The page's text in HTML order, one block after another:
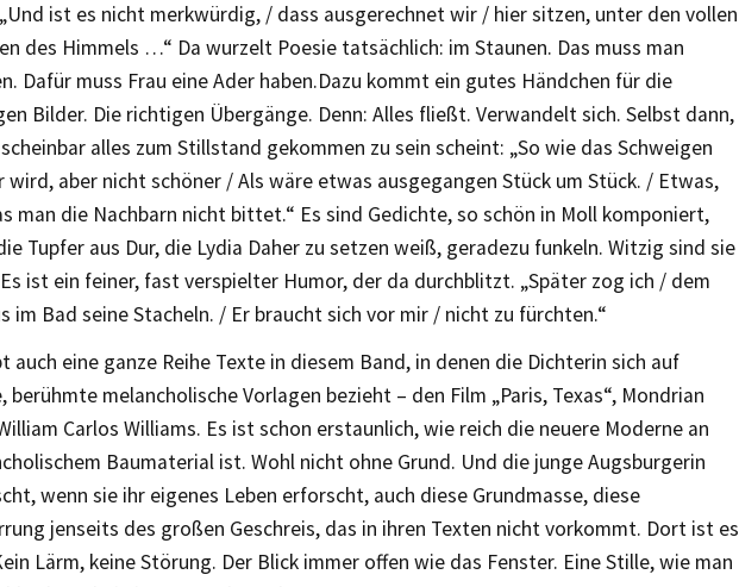
ist es nicht merkwürdig, / dass ausgerechnet wir / hier sitzen, unter den vollen
des Himmels …“ Da wurzelt Poesie tatsächlich: im Staunen. Das muss man
Dafür muss Frau eine Ader haben.Dazu kommt ein gutes Händchen für die
Bilder. Die richtigen Übergänge. Denn: Alles fließt. Verwandelt sich. Selbst dann,
alles zum Stillstand gekommen zu sein scheint: „So wie das Schweigen
wird, aber nicht schöner / Als wäre etwas ausgegangen Stück um Stück. / Etwas,
man die Nachbarn nicht bittet.“ Es sind Gedichte, so schön in Moll komponiert,
Tupfer aus Dur, die Lydia Daher zu setzen weiß, geradezu funkeln. Witzig sind sie
ist ein feiner, fast verspielter Humor, der da durchblitzt. „Später zog ich / dem
im Bad seine Stacheln. / Er braucht sich vor mir / nicht zu fürchten.“
auch eine ganze Reihe Texte in diesem Band, in denen die Dichterin sich auf
berühmte melancholische Vorlagen bezieht – den Film „Paris, Texas“, Mondrian
Carlos Williams. Es ist schon erstaunlich, wie reich die neuere Moderne an
Baumaterial ist. Wohl nicht ohne Grund. Und die junge Augsburgerin
wenn sie ihr eigenes Leben erforscht, auch diese Grundmasse, diese
jenseits des großen Geschreis, das in ihren Texten nicht vorkommt. Dort ist es
Lärm, keine Störung. Der Blick immer offen wie das Fenster. Eine Stille, wie man